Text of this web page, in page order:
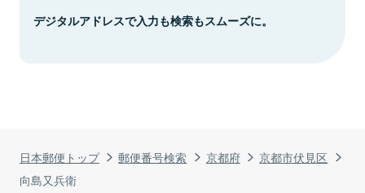
日本郵便トップ 郵便番号検索 京都府
京都市伏見区
向島又兵衛
デジタルアドレスで入力も検索もスムーズに。